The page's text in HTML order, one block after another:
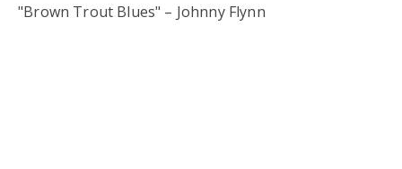
"Brown Trout Blues" – Johnny Flynn